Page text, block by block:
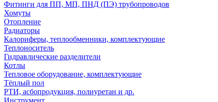
Фитинги для ПП, МП, ПНД (ПЭ) трубопроводов
Хомуты
Отопление
Радиаторы
Калориферы, теплообменники, комплектующие
Теплоноситель
Гидравлические разделители
Котлы
Тепловое оборудование, комплектующие
Тёплый пол
РТИ, асбопродукция, полиуретан и др.
Инструмент